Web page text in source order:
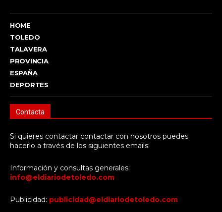
HOME
TOLEDO
TALAVERA
PROVINCIA
ESPAÑA
DEPORTES
Contacta
Si quieres contactar contactar con nosotros puedes
hacerlo a través de los siguientes emails:
Información y consultas generales:
info@eldiariodetoledo.com
Publicidad: publicidad@eldiariodetoledo.com